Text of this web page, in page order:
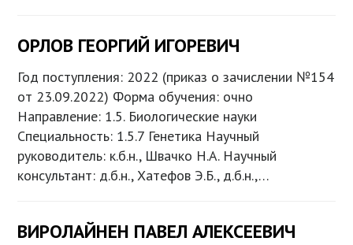
ОРЛОВ ГЕОРГИЙ ИГОРЕВИЧ
Год поступления: 2022 (приказ о зачислении №154
от 23.09.2022) Форма обучения: очно
Направление: 1.5. Биологические науки
Специальность: 1.5.7 Генетика Научный
руководитель: к.б.н., Швачко Н.А. Научный
консультант: д.б.н., Хатефов Э.Б., д.б.н.,…
ВИРОЛАЙНЕН ПАВЕЛ АЛЕКСЕЕВИЧ